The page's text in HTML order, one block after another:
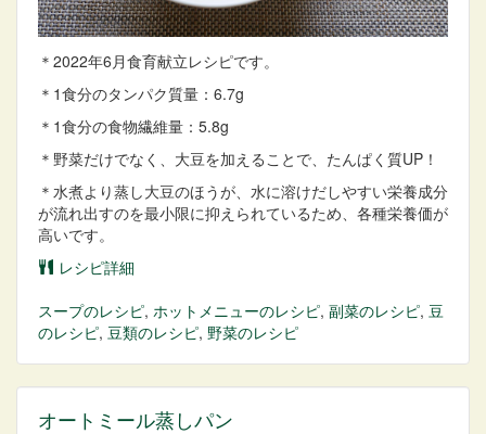
＊2022年6月食育献立レシピです。
＊1食分のタンパク質量：6.7g
＊1食分の食物繊維量：5.8g
＊野菜だけでなく、大豆を加えることで、たんぱく質UP！
＊水煮より蒸し大豆のほうが、水に溶けだしやすい栄養成分
が流れ出すのを最小限に抑えられているため、各種栄養価が
高いです。
レシピ詳細
スープのレシピ, ホットメニューのレシピ, 副菜のレシピ, 豆
のレシピ, 豆類のレシピ, 野菜のレシピ
オートミール蒸しパン